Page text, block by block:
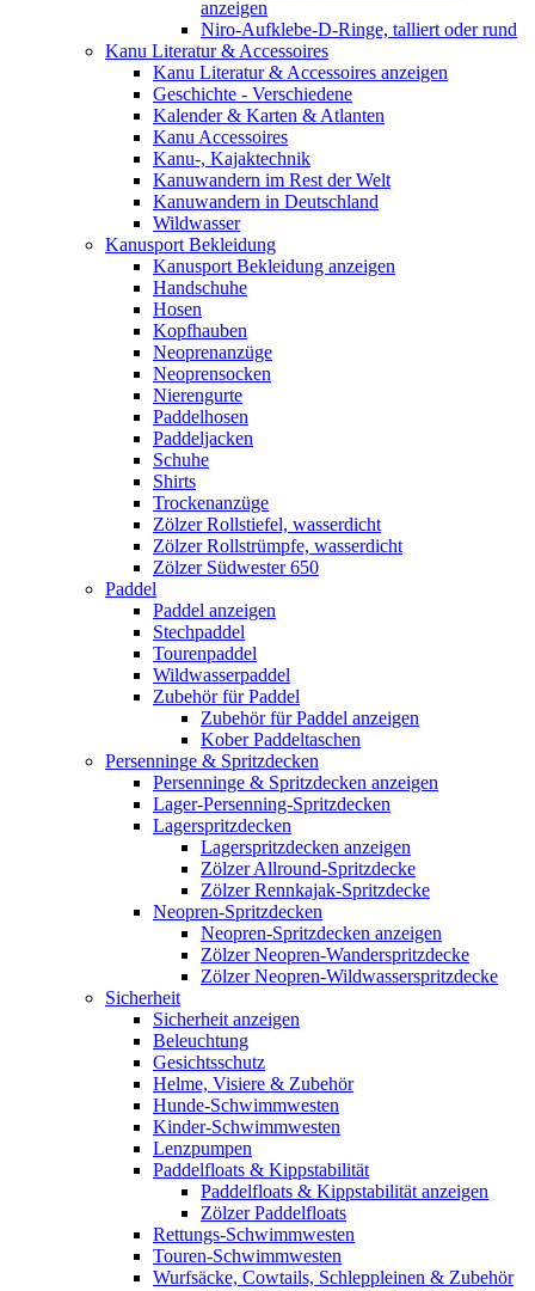
anzeigen
Niro-Aufklebe-D-Ringe, talliert oder rund
Kanu Literatur & Accessoires
Kanu Literatur & Accessoires anzeigen
Geschichte - Verschiedene
Kalender & Karten & Atlanten
Kanu Accessoires
Kanu-, Kajaktechnik
Kanuwandern im Rest der Welt
Kanuwandern in Deutschland
Wildwasser
Kanusport Bekleidung
Kanusport Bekleidung anzeigen
Handschuhe
Hosen
Kopfhauben
Neoprenanzüge
Neoprensocken
Nierengurte
Paddelhosen
Paddeljacken
Schuhe
Shirts
Trockenanzüge
Zölzer Rollstiefel, wasserdicht
Zölzer Rollstrümpfe, wasserdicht
Zölzer Südwester 650
Paddel
Paddel anzeigen
Stechpaddel
Tourenpaddel
Wildwasserpaddel
Zubehör für Paddel
Zubehör für Paddel anzeigen
Kober Paddeltaschen
Persenninge & Spritzdecken
Persenninge & Spritzdecken anzeigen
Lager-Persenning-Spritzdecken
Lagerspritzdecken
Lagerspritzdecken anzeigen
Zölzer Allround-Spritzdecke
Zölzer Rennkajak-Spritzdecke
Neopren-Spritzdecken
Neopren-Spritzdecken anzeigen
Zölzer Neopren-Wanderspritzdecke
Zölzer Neopren-Wildwasserspritzdecke
Sicherheit
Sicherheit anzeigen
Beleuchtung
Gesichtsschutz
Helme, Visiere & Zubehör
Hunde-Schwimmwesten
Kinder-Schwimmwesten
Lenzpumpen
Paddelfloats & Kippstabilität
Paddelfloats & Kippstabilität anzeigen
Zölzer Paddelfloats
Rettungs-Schwimmwesten
Touren-Schwimmwesten
Wurfsäcke, Cowtails, Schleppleinen & Zubehör